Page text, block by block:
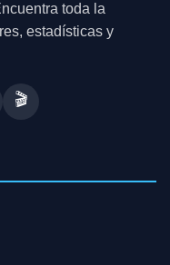
toda la
estadísticas y
🎬